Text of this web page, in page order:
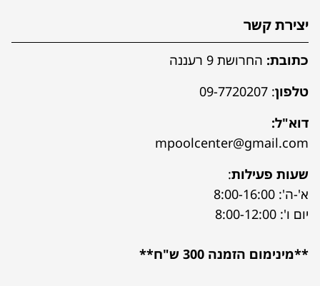
יצירת קשר
כתובת: החרושת 9 רעננה
טלפון:
09-7720207
דוא"ל:
mpoolcenter@gmail.com
שעות פעילות:
א'-ה': 8:00-16:00
יום ו': 8:00-12:00
**מינימום הזמנה 300 ש"ח**